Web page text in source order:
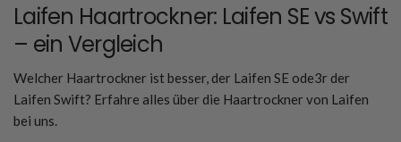
Laifen Haartrockner: Laifen SE vs Swift
– ein Vergleich
Welcher Haartrockner ist besser, der Laifen SE ode3r der
Laifen Swift? Erfahre alles über die Haartrockner von Laifen
bei uns.